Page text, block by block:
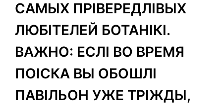
САМЫХ ПРІВЕРЕДЛІВЫХ
ЛЮБІТЕЛЕЙ БОТАНІКІ.
ВАЖНО: ЕСЛІ ВО ВРЕМЯ
ПОІСКА ВЫ ОБОШЛІ
ПАВІЛЬОН УЖЕ ТРІЖДЫ,